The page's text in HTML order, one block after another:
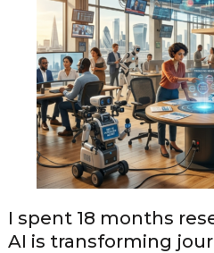
I spent 18 months
AI is transforming